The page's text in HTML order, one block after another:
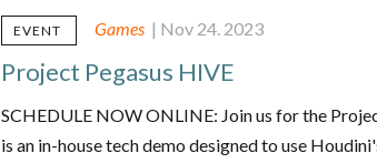
EVENT Games | Nov 24. 2023
Project Pegasus HIVE
SCHEDULE NOW ONLINE: Join us for the
is an in-house tech demo designed to use